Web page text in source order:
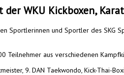
WKU Kickboxen,
Sportlerinnen und Sportler des
aus verschiedenen
9. DAN Taekwondo, Kick-Thai-